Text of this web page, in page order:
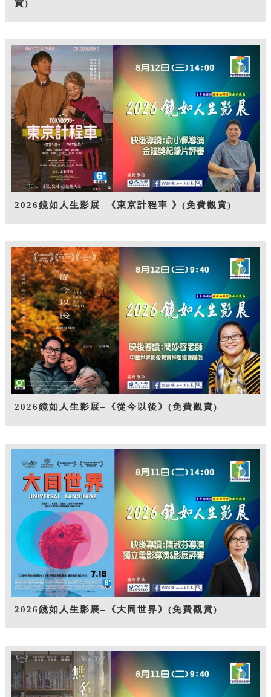
賞)
2026鏡如人生影展–《東京計程車 》(免費觀賞)
2026鏡如人生影展–《從今以後》(免費觀賞)
2026鏡如人生影展–《大同世界》(免費觀賞)